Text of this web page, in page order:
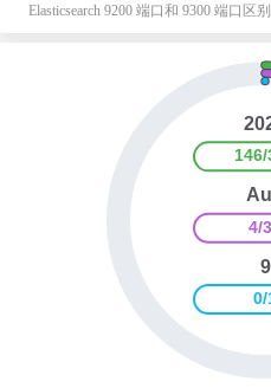
Elasticsearch 9200 端口和 9300 端口区别